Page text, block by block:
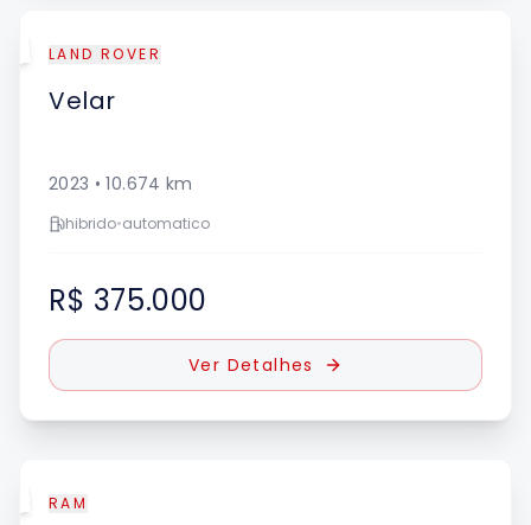
LAND ROVER
Velar
2023 •10.674 km
hibrido•automatico
R$ 375.000
Ver Detalhes
RAM